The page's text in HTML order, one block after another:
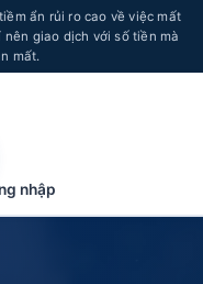
ẩn rủi ro cao về việc mất
giao dịch với số tiền mà
mất.
nhập